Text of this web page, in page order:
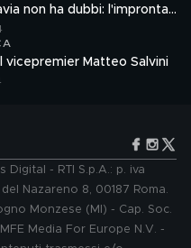
non ha dubbi: l'impronta
fumante
vicepremier Matteo Salvini
Digital - RTI S.p.A.: p. iva
Nazareno 8, 00187 Roma.
Monzese (MI) - Cap. Soc.
Media For Europe N.V. -